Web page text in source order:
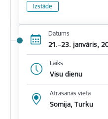
Izstāde
Datums
21.–23. janvāris,
Laiks
Visu dienu
Atrašanās vieta
Somija, Turku